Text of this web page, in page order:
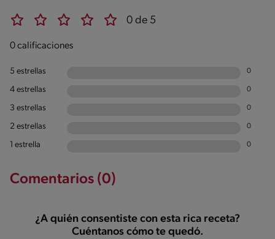
0 de 5
0 calificaciones
5 estrellas 0
4 estrellas 0
3 estrellas 0
2 estrellas 0
1 estrella 0
Comentarios (0)
¿A quién consentiste con esta rica receta?
Cuéntanos cómo te quedó.